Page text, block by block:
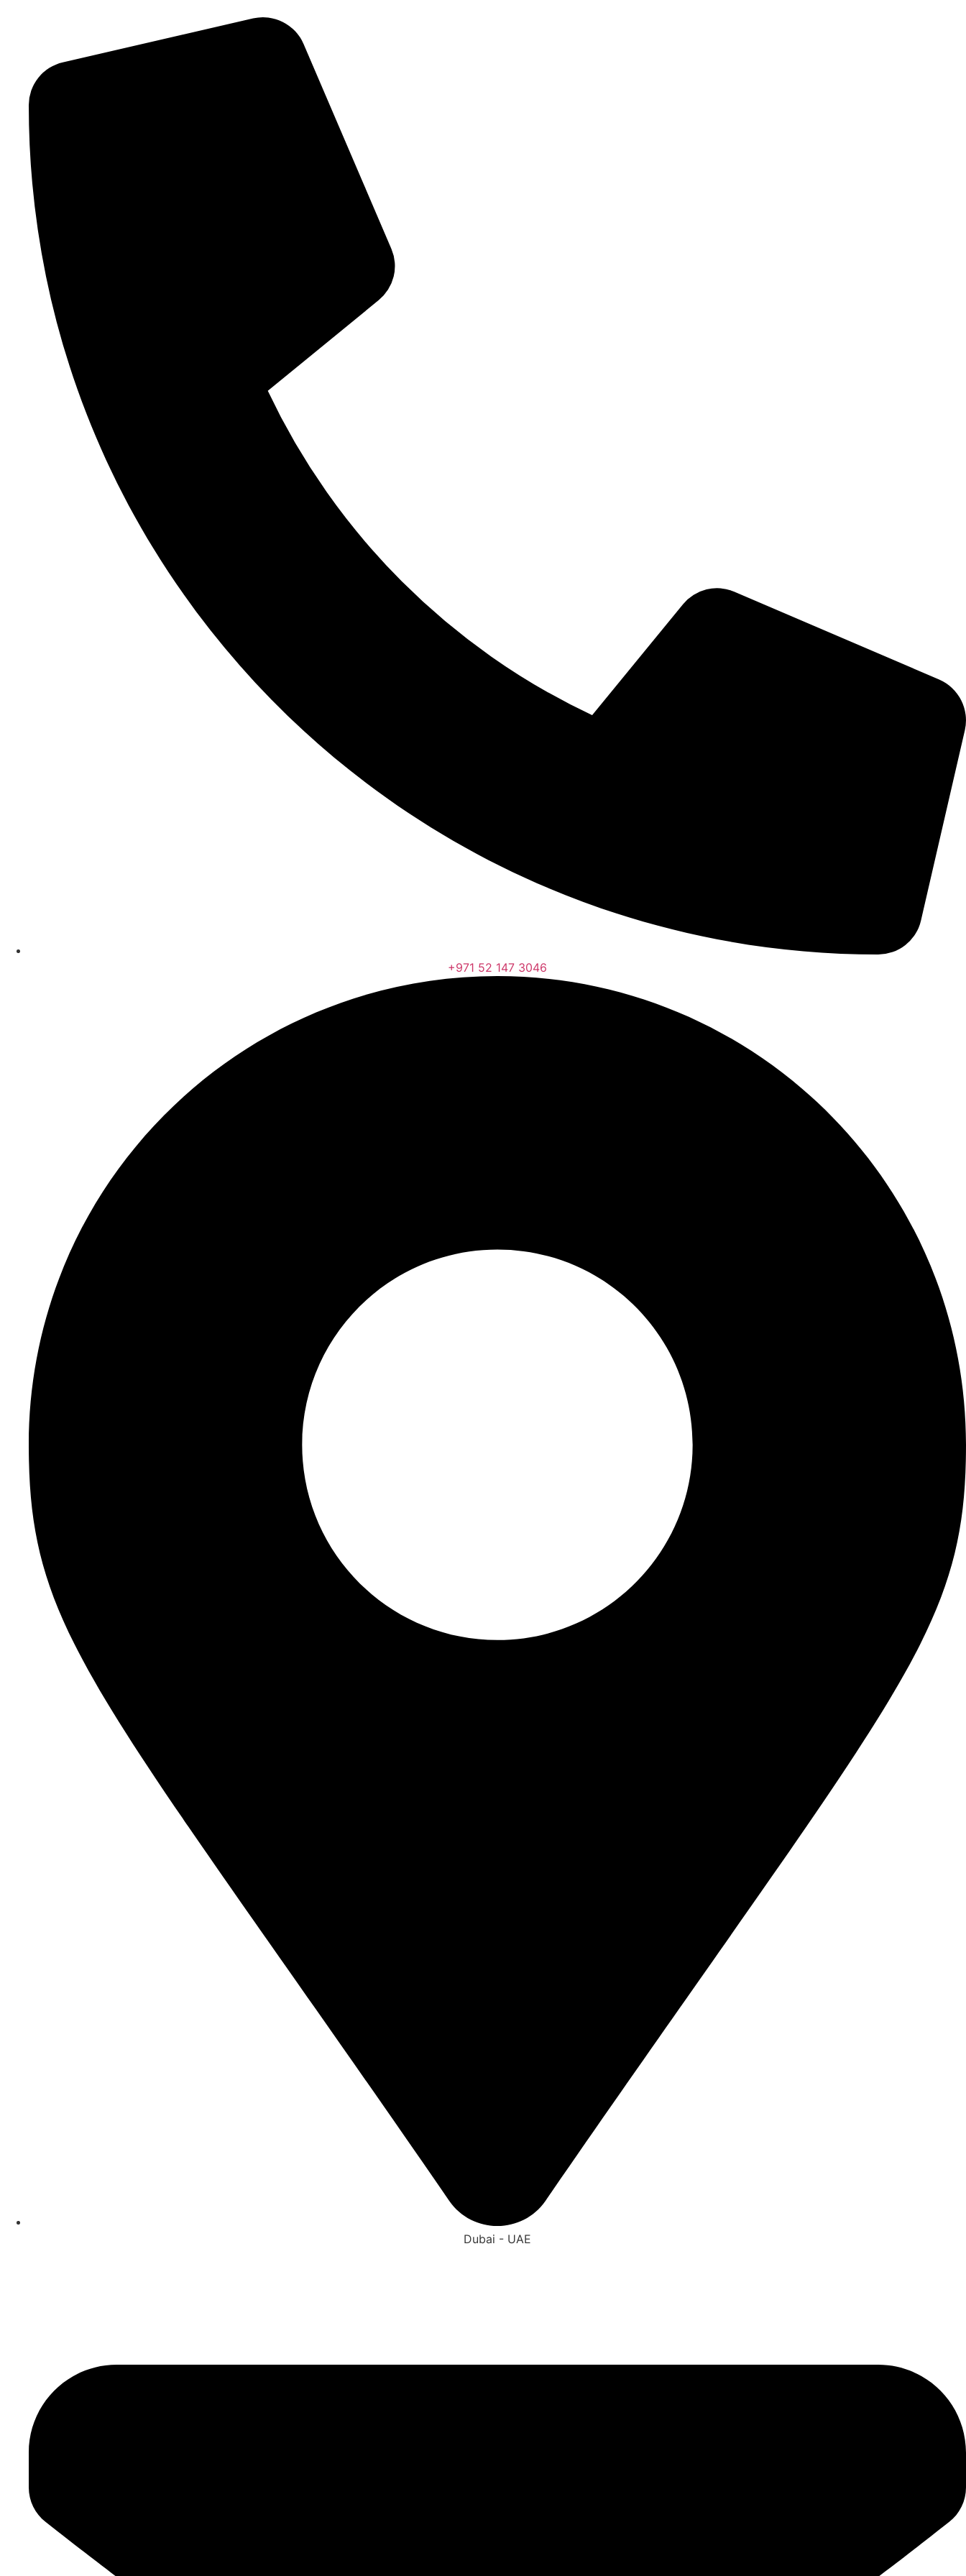
+971 52 147 3046
Dubai - UAE